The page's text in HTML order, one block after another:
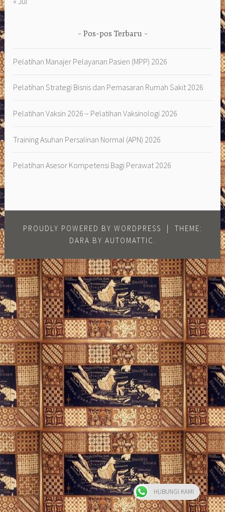
Pos-pos Terbaru
Pelatihan Manajer Pelayanan Pasien (MPP) 2026
Pelatihan Strategi Bisnis dan Pemasaran Rumah Sakit 2026
Pelatihan Vaksin 2026 – Pelatihan Vaksinologi 2026
Training Asuhan Persalinan Normal (APN) 2026
Pelatihan Asesor Kompetensi Bagi Perawat 2026
PROUDLY POWERED BY WORDPRESS |
THEME:
DARA BY AUTOMATTIC .
HUBUNGI KAMI